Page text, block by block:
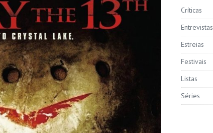
Críticas
Entrevistas
Estreias
Festivais
Listas
Séries